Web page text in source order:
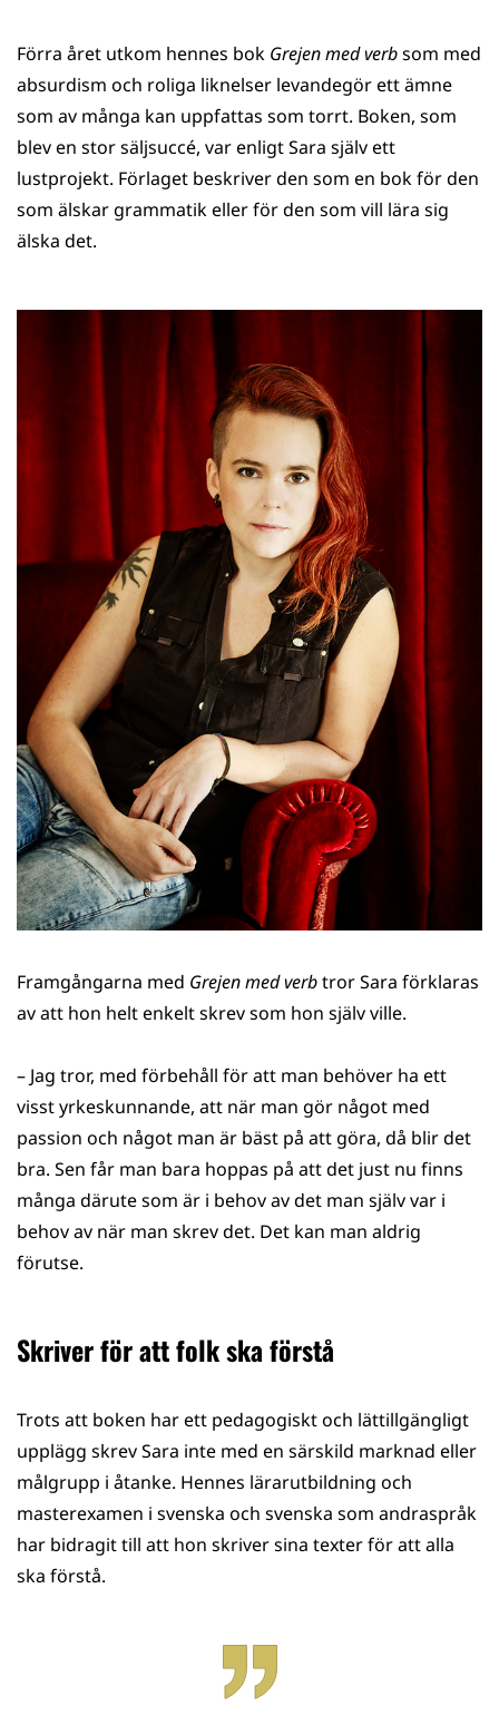
Förra året utkom hennes bok Grejen med verbsom med
absurdism och roliga liknelser levandegör ett ämne
som av många kan uppfattas som torrt. Boken, som
blev en stor säljsuccé, var enligt Sara själv ett
lustprojekt. Förlaget beskriver den som en bok för den
som älskar grammatik eller för den som vill lära sig
älska det.
Framgångarna med Grejen med verbtror Sara förklaras
av att hon helt enkelt skrev som hon själv ville.
– Jag tror, med förbehåll för att man behöver ha ett
visst yrkeskunnande, att när man gör något med
passion och något man är bäst på att göra, då blir det
bra. Sen får man bara hoppas på att det just nu finns
många därute som är i behov av det man själv var i
behov av när man skrev det. Det kan man aldrig
förutse.
Skriver för att folk ska förstå
Trots att boken har ett pedagogiskt och lättillgängligt
upplägg skrev Sara inte med en särskild marknad eller
målgrupp i åtanke. Hennes lärarutbildning och
masterexamen i svenska och svenska som andraspråk
har bidragit till att hon skriver sina texter för att alla
ska förstå.